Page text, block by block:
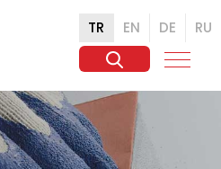
TR EN DE RU